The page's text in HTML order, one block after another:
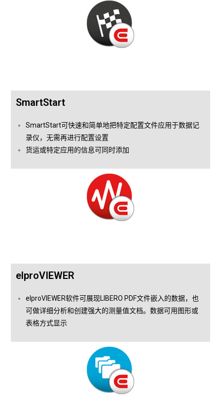
SmartStart
SmartStart可快速和简单地把特定配置文件应用于数据记
录仪，无需再进行配置设置
货运或特定应用的信息可同时添加
elproVIEWER
elproVIEWER软件可展现LIBERO PDF文件嵌入的数据，也
可做详细分析和创建强大的测量值文档。数据可用图形或
表格方式显示